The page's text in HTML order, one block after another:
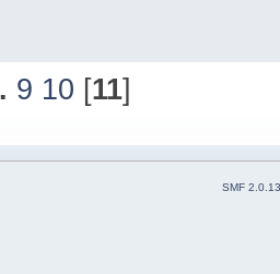
9 10 [11]
SMF 2.0.13